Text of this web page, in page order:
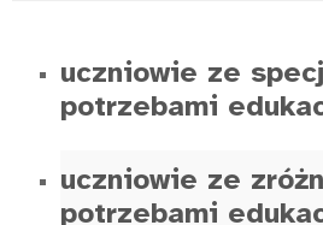
uczniowie ze
potrzebami
uczniowie ze
potrzebami